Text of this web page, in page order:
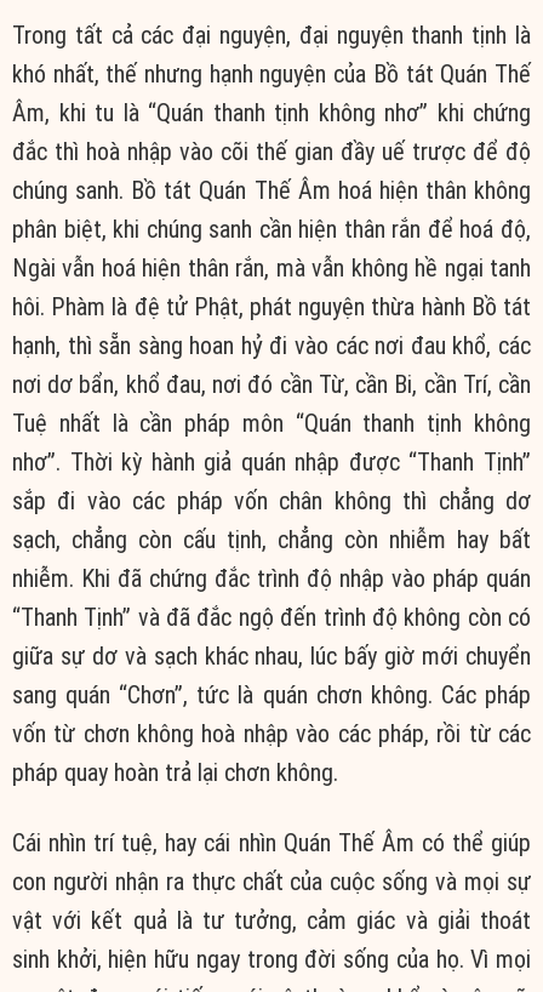
Trong tất cả các đại nguyện, đại nguyện thanh tịnh là
khó nhất, thế nhưng hạnh nguyện của Bồ tát Quán Thế
Âm, khi tu là “Quán thanh tịnh không nhơ” khi chứng
đắc thì hoà nhập vào cõi thế gian đầy uế trược để độ
chúng sanh. Bồ tát Quán Thế Âm hoá hiện thân không
phân biệt, khi chúng sanh cần hiện thân rắn để hoá độ,
Ngài vẫn hoá hiện thân rắn, mà vẫn không hề ngại tanh
hôi. Phàm là đệ tử Phật, phát nguyện thừa hành Bồ tát
hạnh, thì sẵn sàng hoan hỷ đi vào các nơi đau khổ, các
nơi dơ bẩn, khổ đau, nơi đó cần Từ, cần Bi, cần Trí, cần
Tuệ nhất là cần pháp môn “Quán thanh tịnh không
nhơ”. Thời kỳ hành giả quán nhập được “Thanh Tịnh”
sắp đi vào các pháp vốn chân không thì chẳng dơ
sạch, chẳng còn cấu tịnh, chẳng còn nhiễm hay bất
nhiễm. Khi đã chứng đắc trình độ nhập vào pháp quán
“Thanh Tịnh” và đã đắc ngộ đến trình độ không còn có
giữa sự dơ và sạch khác nhau, lúc bấy giờ mới chuyển
sang quán “Chơn”, tức là quán chơn không. Các pháp
vốn từ chơn không hoà nhập vào các pháp, rồi từ các
pháp quay hoàn trả lại chơn không.
Cái nhìn trí tuệ, hay cái nhìn Quán Thế Âm có thể giúp
con người nhận ra thực chất của cuộc sống và mọi sự
vật với kết quả là tư tưởng, cảm giác và giải thoát
sinh khởi, hiện hữu ngay trong đời sống của họ. Vì mọi